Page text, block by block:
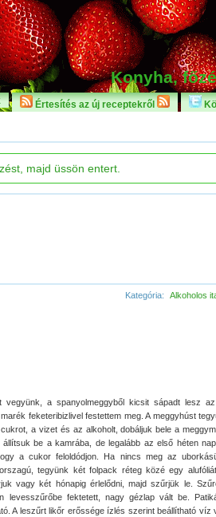
Konyha,
Értesítés az új receptekről
Kategória: Alkoholos
vegyünk, a spanyolmeggyből kicsit sápadt lesz az
feketeribizlivel festettem meg. A meggyhúst
a vizet és az alkoholt, dobáljuk bele a
be a kamrába, de legalább az első héten
a cukor feloldódjon. Ha nincs meg az
tegyünk két folpack réteg közé egy
vagy két hónapig érlelődni, majd szűrjük le.
levesszűrőbe fektetett, nagy gézlap vált be.
A leszűrt likőr erőssége ízlés szerint beállítható víz